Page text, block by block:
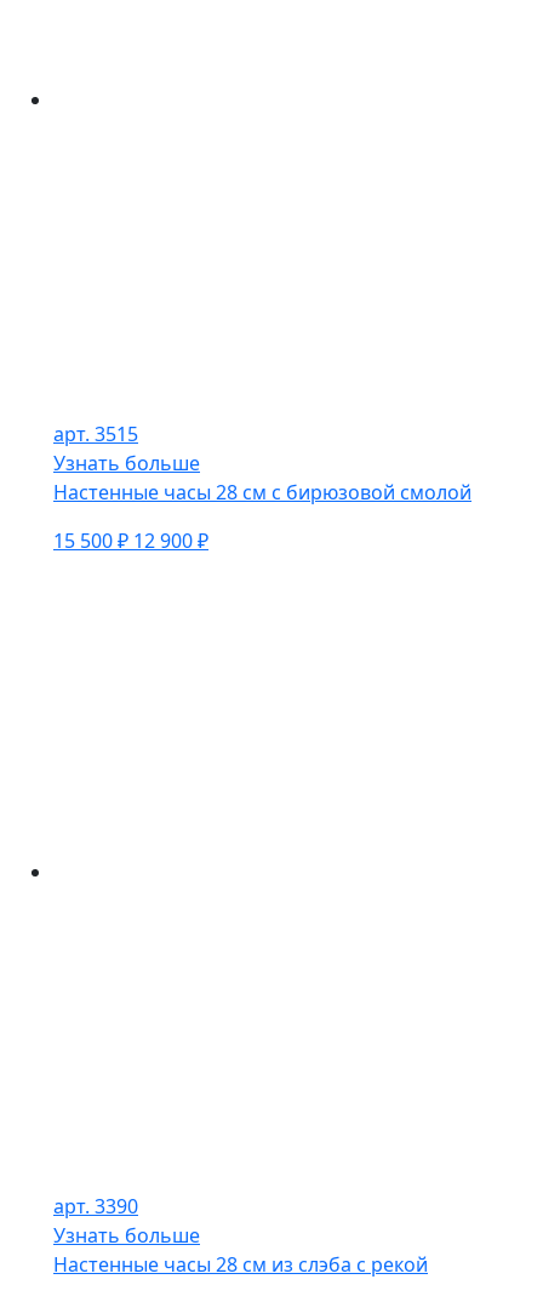
арт. 3515
Узнать больше
Настенные часы 28 см с бирюзовой смолой
15 500 ₽ 12 900 ₽
арт. 3390
Узнать больше
Настенные часы 28 см из слэба с рекой